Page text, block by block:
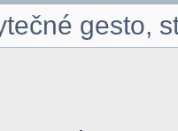
gesto,